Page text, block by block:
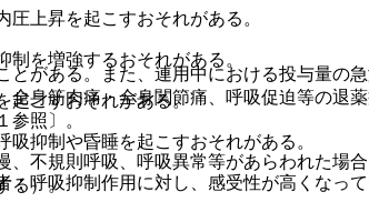
上昇を起こすおそれがある。
を増強するおそれがある。
起こすおそれがある。
抑制や昏睡を起こすおそれがある。
呼吸抑制作用に対し、感受性が高くなって
がある。また、連用中における投与量の
身筋肉痛・全身関節痛、呼吸促迫等の退
照〕。
不規則呼吸、呼吸異常等があらわれた場
る）。